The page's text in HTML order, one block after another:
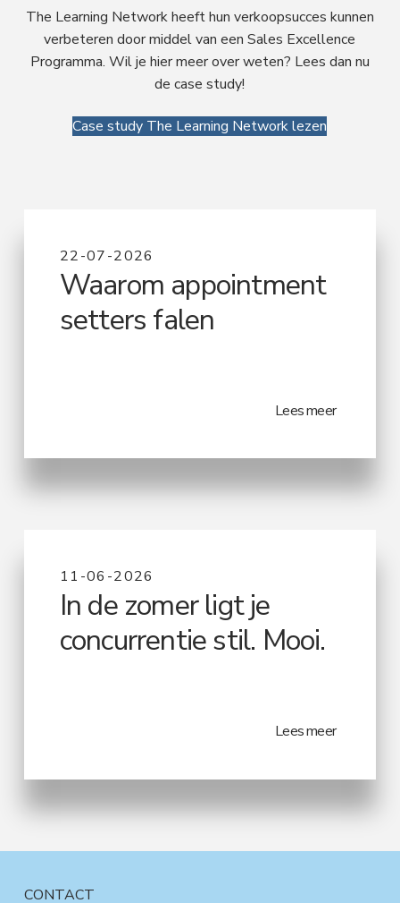
The Learning Network heeft hun verkoopsucces kunnen
verbeteren door middel van een Sales Excellence
Programma. Wil je hier meer over weten? Lees dan nu
de case study!
Case study The Learning Network lezen
22-07-2026
Waarom appointment
setters falen
Lees meer
11-06-2026
In de zomer ligt je
concurrentie stil. Mooi.
Lees meer
CONTACT